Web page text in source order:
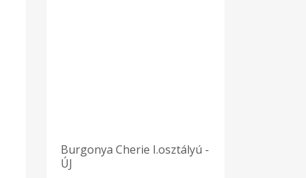
Burgonya Cherie I.osztályú -
ÚJ